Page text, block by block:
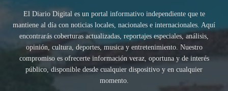
El Diario Digital es un portal informativo independiente que te
mantiene al día con noticias locales, nacionales e internacionales. Aquí
encontrarás coberturas actualizadas, reportajes especiales, análisis,
opinión, cultura, deportes, musica y entretenimiento. Nuestro
compromiso es ofrecerte información veraz, oportuna y de interés
público, disponible desde cualquier dispositivo y en cualquier
momento.